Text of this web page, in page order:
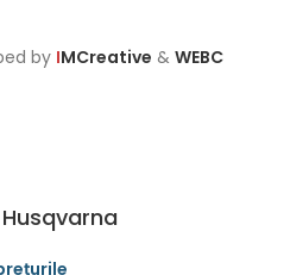
by IMCreative & WEBC